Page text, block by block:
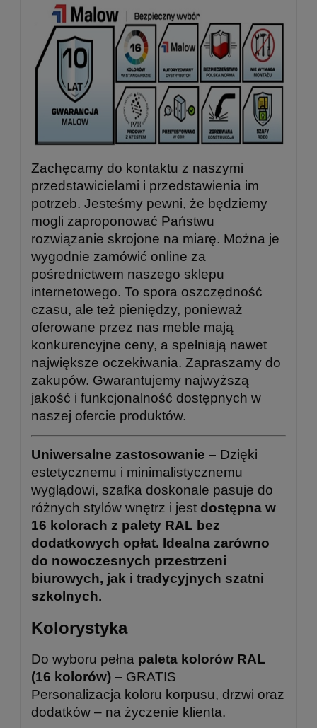
Zachęcamy do kontaktu z naszymi
przedstawicielami i przedstawienia im
potrzeb. Jesteśmy pewni, że będziemy
mogli zaproponować Państwu
rozwiązanie skrojone na miarę. Można je
wygodnie zamówić online za
pośrednictwem naszego sklepu
internetowego. To spora oszczędność
czasu, ale też pieniędzy, ponieważ
oferowane przez nas meble mają
konkurencyjne ceny, a spełniają nawet
największe oczekiwania. Zapraszamy do
zakupów. Gwarantujemy najwyższą
jakość i funkcjonalność dostępnych w
naszej ofercie produktów.
Uniwersalne zastosowanie – Dzięki
estetycznemu i minimalistycznemu
wyglądowi, szafka doskonale pasuje do
różnych stylów wnętrz i jest dostępna w
16 kolorach z palety RAL bez
dodatkowych opłat. Idealna zarówno
do nowoczesnych przestrzeni
biurowych, jak i tradycyjnych szatni
szkolnych.
Kolorystyka
Do wyboru pełna paleta kolorów RAL
(16 kolorów) – GRATIS
Personalizacja koloru korpusu, drzwi oraz
dodatków – na życzenie klienta.